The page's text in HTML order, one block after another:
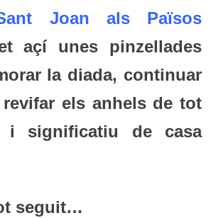
Joan als Països
açí unes pinzellades
la diada, continuar
els anhels de tot
i significatiu de casa
seguit…